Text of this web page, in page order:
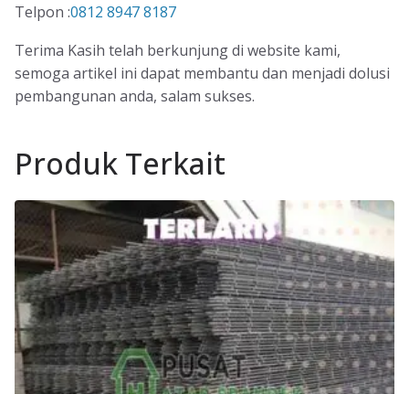
Telpon :0812 8947 8187
Terima Kasih telah berkunjung di website kami,
semoga artikel ini dapat membantu dan menjadi dolusi
pembangunan anda, salam sukses.
Produk Terkait